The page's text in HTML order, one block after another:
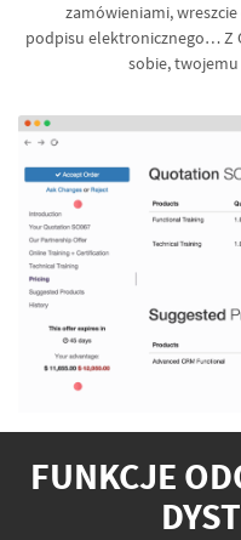
zamówieniami,
podpisu elektronicznego… Z
sobie,
FUNKCJE